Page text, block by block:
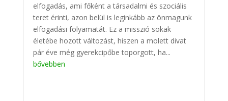
elfogadás, ami főként a társadalmi és szociális
teret érinti, azon belül is leginkább az önmagunk
elfogadási folyamatát. Ez a misszió sokak
életébe hozott változást, hiszen a molett divat
pár éve még gyerekcipőbe toporgott, ha...
bővebben